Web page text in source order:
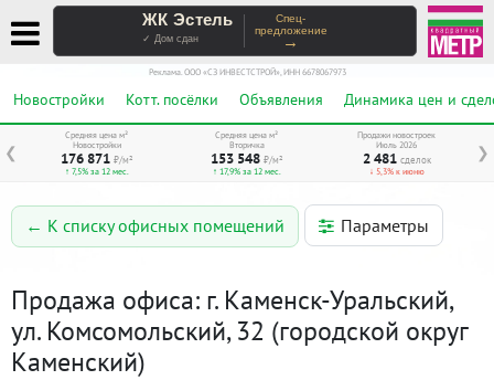
ЖК Эстель
✓ Дом сдан
Спец-
предложение
→
Реклама. ООО «СЗ ИНВЕСТСТРОЙ», ИНН 6678067973
Новостройки Котт. посёлки Объявления Динамика цен и
❮ ❯
Средняя цена м²
Новостройки
176 871 ₽/м²
↑ 7,5% за 12 мес.
Средняя цена м²
Вторичка
153 548 ₽/м²
↑ 17,9% за 12 мес.
Продажи новостроек
Июль 2026
2 481 сделок
↓ 5,3% к июню
← К списку офисных помещений Параметры
Продажа офиса: г. Каменск-Уральский,
ул. Комсомольский, 32 (городской округ
Каменский)